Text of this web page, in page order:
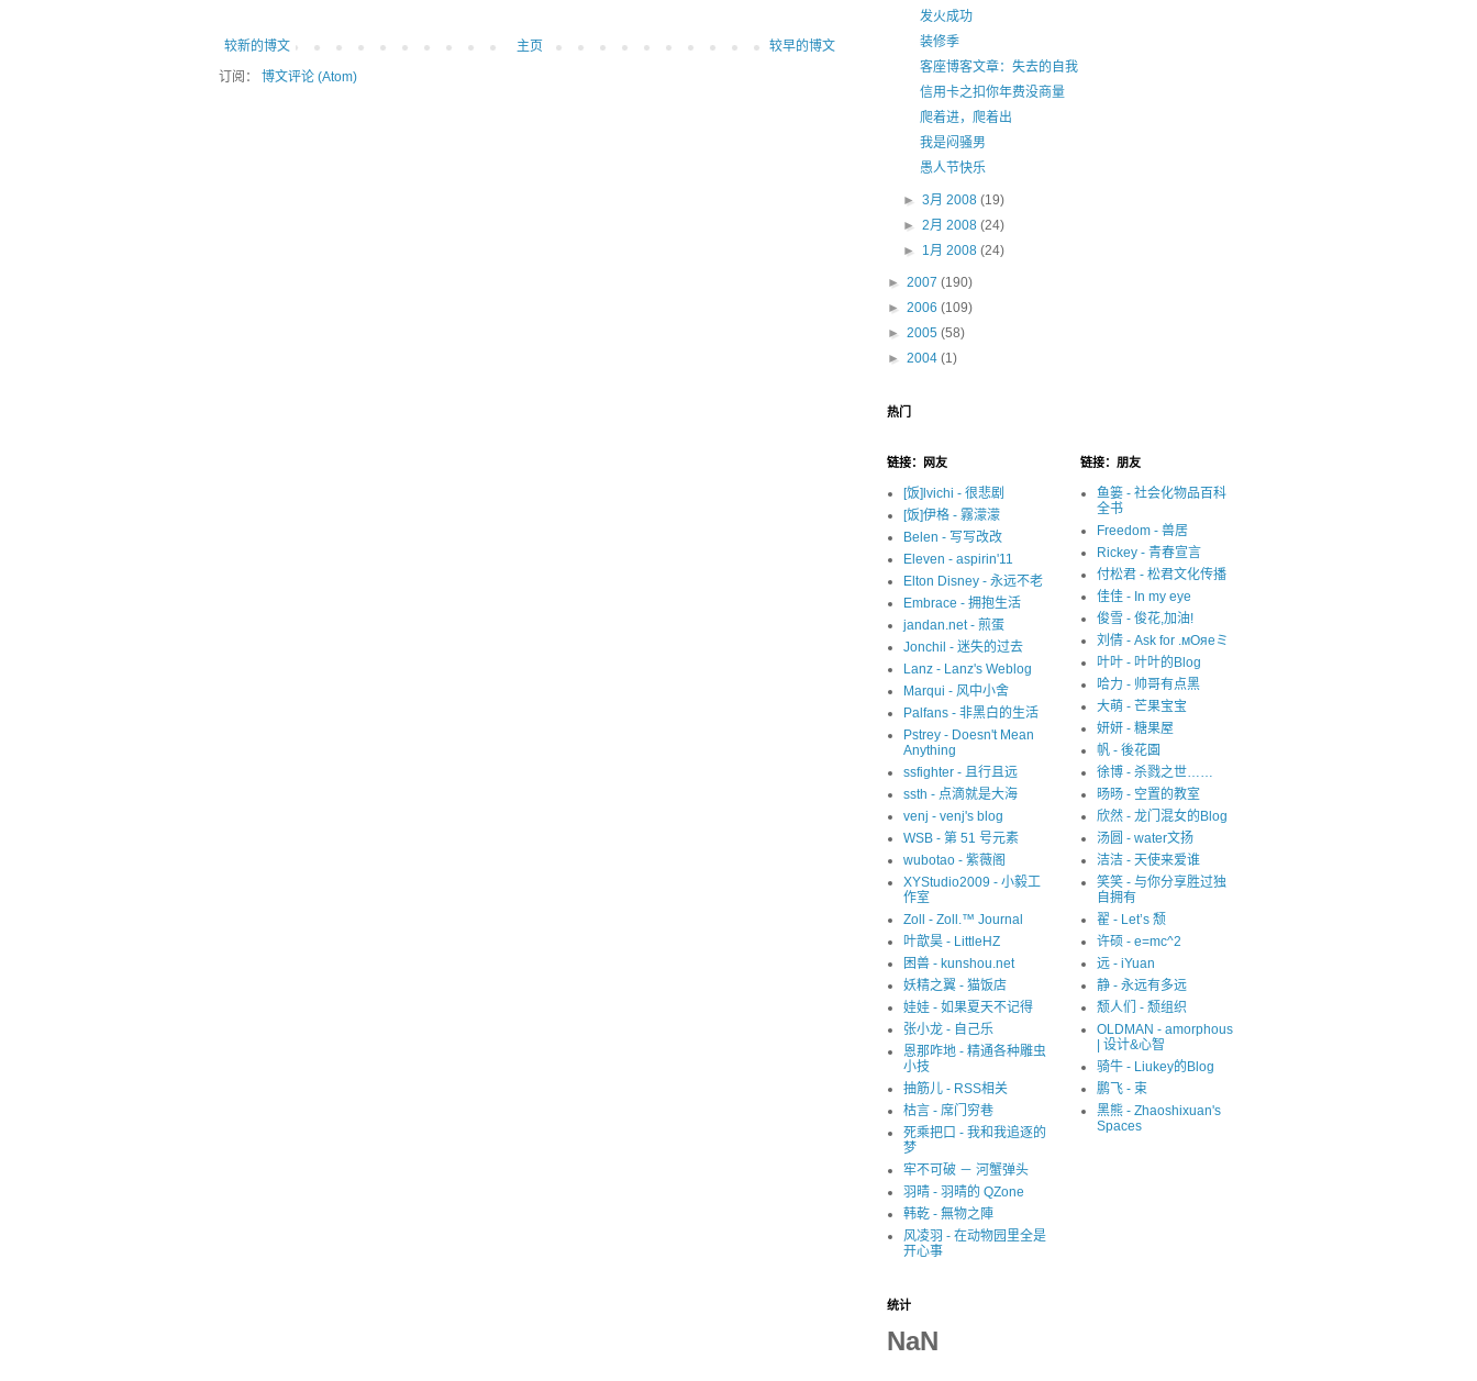
较新的博文 较早的博文
主页
订阅： 博文评论 (Atom)
发火成功
装修季
客座博客文章：失去的自我
信用卡之扣你年费没商量
爬着进，爬着出
我是闷骚男
愚人节快乐
►3月 2008(19)
►2月 2008(24)
► 1月 2008(24)
► 2007 (190)
► 2006 (109)
► 2005 (58)
► 2004 (1)
热门
链接：网友
[饭]lvichi - 很悲剧
[饭]伊格 - 霧濛濛
Belen - 写写改改
Eleven - aspirin'11
Elton Disney - 永远不老
Embrace - 拥抱生活
jandan.net - 煎蛋
Jonchil - 迷失的过去
Lanz - Lanz's Weblog
Marqui - 风中小舍
Palfans - 非黑白的生活
Pstrey - Doesn't Mean
Anything
ssfighter - 且行且远
ssth - 点滴就是大海
venj - venj's blog
WSB - 第 51 号元素
wubotao - 紫薇阁
XYStudio2009 - 小毅工
作室
Zoll - Zoll.™ Journal
叶歆昊 - LittleHZ
困兽 - kunshou.net
妖精之翼 - 猫饭店
娃娃 - 如果夏天不记得
张小龙 - 自己乐
恩那咋地 - 精通各种雕虫
小技
抽筋儿 - RSS相关
枯言 - 席门穷巷
死乘把口 - 我和我追逐的
梦
牢不可破 － 河蟹弹头
羽晴 - 羽晴的 QZone
韩乾 - 無物之陣
风凌羽 - 在动物园里全是
开心事
链接：朋友
鱼篓 - 社会化物品百科
全书
Freedom - 兽居
Rickey - 青春宣言
付松君 - 松君文化传播
佳佳 - In my eye
俊雪 - 俊花,加油!
刘倩 - Ask for .мОяеミ
叶叶 - 叶叶的Blog
哈力 - 帅哥有点黑
大萌 - 芒果宝宝
妍妍 - 糖果屋
帆 - 後花園
徐博 - 杀戮之世……
旸旸 - 空置的教室
欣然 - 龙门混女的Blog
汤圆 - water文扬
洁洁 - 天使来爱谁
笑笑 - 与你分享胜过独
自拥有
翟 - Let’s 颓
许硕 - e=mc^2
远 - iYuan
静 - 永远有多远
颓人们 - 颓组织
OLDMAN - amorphous
| 设计&心智
骑牛 - Liukey的Blog
鹏飞 - 束
黑熊 - Zhaoshixuan's
Spaces
统计
NaN